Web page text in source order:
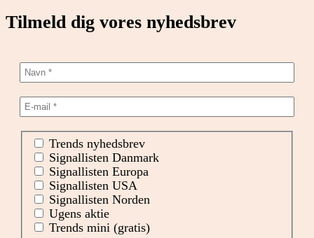
Tilmeld dig vores nyhedsbrev
Trends nyhedsbrev
Signallisten Danmark
Signallisten Europa
Signallisten USA
Signallisten Norden
Ugens aktie
Trends mini (gratis)